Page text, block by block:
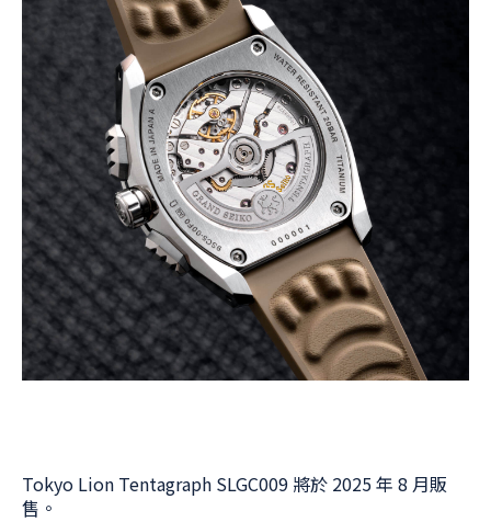
Tokyo Lion Tentagraph SLGC009 將於 2025 年 8 月販
售。